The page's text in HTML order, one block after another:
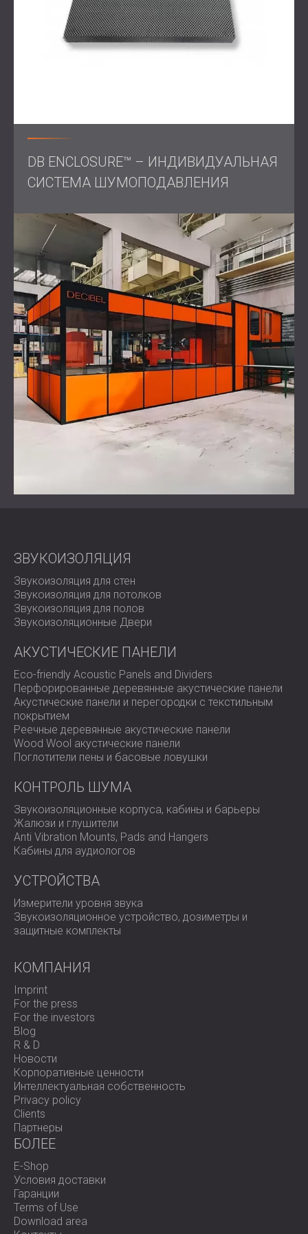
DB ENCLOSURE™ – ИНДИВИДУАЛЬНАЯ
СИСТЕМА ШУМОПОДАВЛЕНИЯ
ЗВУКОИЗОЛЯЦИЯ
Звукоизоляция для стен
Звукоизоляция для потолков
Звукоизоляция для полов
Звукоизоляционные Двери
АКУСТИЧЕСКИЕ ПАНЕЛИ
Eco-friendly Acoustic Panels and Dividers
Перфорированные деревянные акустические панели
Акустические панели и перегородки с текстильным
покрытием
Реечные деревянные акустические панели
Wood Wool акустические панели
Поглотители пены и басовые ловушки
КОНТРОЛЬ ШУМА
Звукоизоляционные корпуса, кабины и барьеры
Жалюзи и глушители
Anti Vibration Mounts, Pads and Hangers
Кабины для аудиологов
УСТРОЙСТВА
Измерители уровня звука
Звукоизоляционное устройство, дозиметры и
защитные комплекты
КОМПАНИЯ
Imprint
For the press
For the investors
Blog
R & D
Новости
Корпоративные ценности
Интеллектуальная собственность
Privacy policy
Clients
Партнеры
БОЛЕЕ
E-Shop
Условия доставки
Гаранции
Terms of Use
Download area